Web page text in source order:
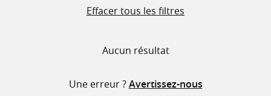
Effacer tous les filtres
Aucun résultat
Une erreur ?Avertissez-nous